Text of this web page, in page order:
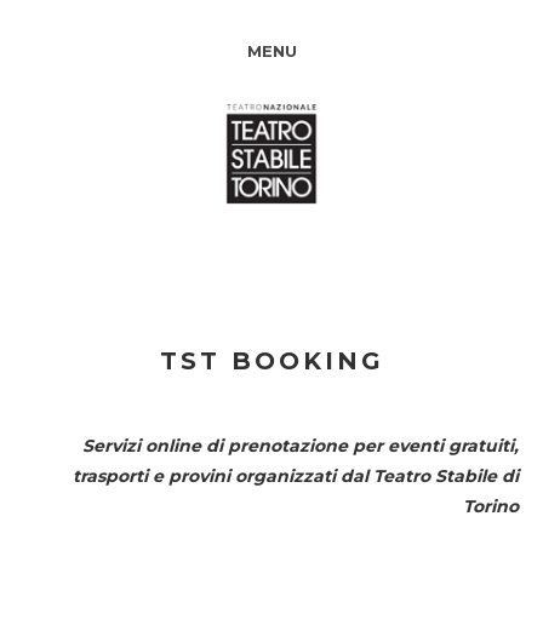
MENU
TST BOOKING
Servizi online di prenotazione per eventi gratuiti,
trasporti e provini organizzati dal Teatro Stabile di
Torino